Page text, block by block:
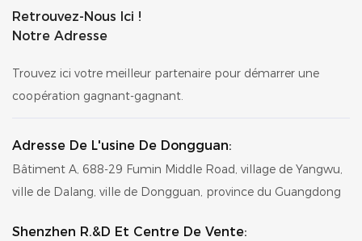
Retrouvez-Nous Ici !
Notre Adresse
Trouvez ici votre meilleur partenaire pour démarrer une
coopération gagnant-gagnant.
Adresse De L'usine De Dongguan:
Bâtiment A, 688-29 Fumin Middle Road, village de Yangwu,
ville de Dalang, ville de Dongguan, province du Guangdong
Shenzhen R.&D Et Centre De Vente: